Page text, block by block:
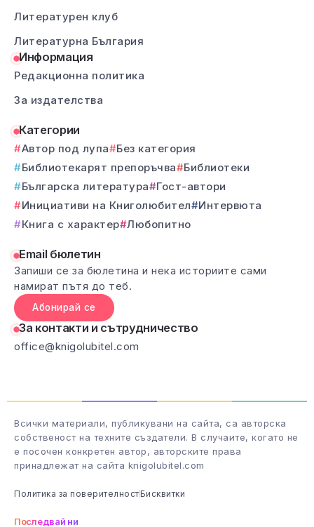
Литературен клуб
Литературна България
Информация
Редакционна политика
За издателства
Категории
Автор под лупа
Без категория
Библиотекарят препоръчва
Библиотеки
Българска литература
Гост-автори
Инициативи на Книголюбител
Интервюта
Книга с характер Любопитно
Email бюлетин
Запиши се за бюлетина и нека историите сами
намират пътя до теб.
Абонирай се
За контакти и сътрудничество
office@knigolubitel.com
Всички материали, публикувани на сайта, са авторска
собственост на техните създатели. В случаите, когато не
е посочен конкретен автор, авторските права
принадлежат на сайта knigolubitel.com
Политика за поверителност Бисквитки
Последвай ни